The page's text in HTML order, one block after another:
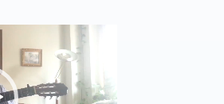
para
aumentar
o
disminuir
volumen.